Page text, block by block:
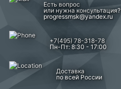
Есть вопрос
или нужна консультация?
progressmsk@yandex.ru
+7(495) 78-318-78
Пн-Пт: 8:30 - 17:00
Доставка
по всей России